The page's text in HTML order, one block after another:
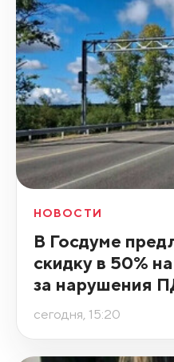
НОВОСТИ
В Госдуме
скидку в 50%
за нарушения
сегодня, 15:20